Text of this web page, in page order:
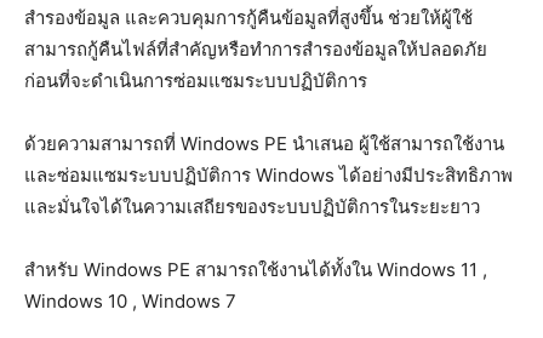
สำรองข้อมูล และควบคุมการกู้คืนข้อมูลที่สูงขึ้น ช่วยให้ผู้ใช้
สามารถกู้คืนไฟล์ที่สำคัญหรือทำการสำรองข้อมูลให้ปลอดภัย
ก่อนที่จะดำเนินการซ่อมแซมระบบปฏิบัติการ
ด้วยความสามารถที่ Windows PE นำเสนอ ผู้ใช้สามารถใช้งาน
และซ่อมแซมระบบปฏิบัติการ Windows ได้อย่างมีประสิทธิภาพ
และมั่นใจได้ในความเสถียรของระบบปฏิบัติการในระยะยาว
สำหรับ Windows PE สามารถใช้งานได้ทั้งใน Windows 11 ,
Windows 10 , Windows 7